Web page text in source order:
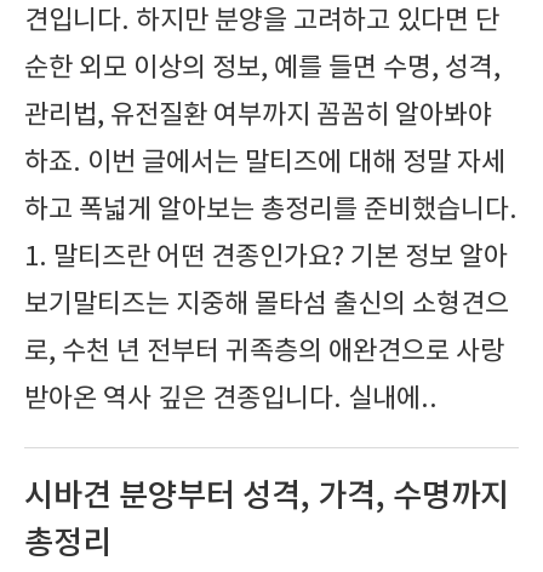
견입니다. 하지만 분양을 고려하고 있다면 단
순한 외모 이상의 정보, 예를 들면 수명, 성격,
관리법, 유전질환 여부까지 꼼꼼히 알아봐야
하죠. 이번 글에서는 말티즈에 대해 정말 자세
하고 폭넓게 알아보는 총정리를 준비했습니다.
1. 말티즈란 어떤 견종인가요? 기본 정보 알아
보기말티즈는 지중해 몰타섬 출신의 소형견으
로, 수천 년 전부터 귀족층의 애완견으로 사랑
받아온 역사 깊은 견종입니다. 실내에..
시바견 분양부터 성격, 가격, 수명까지
총정리